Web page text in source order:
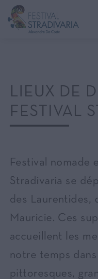
LIEUX DE
FESTIVAL
Festival nomade
Stradivaria se
des Laurentides,
Mauricie. Ces
accueillent les
notre temps
pittoresques,